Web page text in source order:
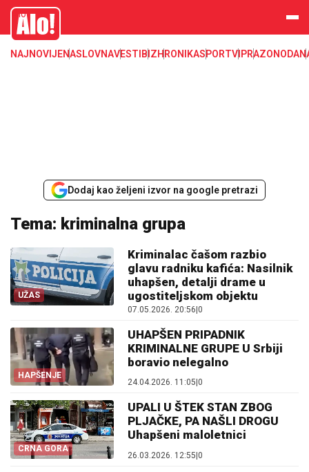
Alo
NAJNOVIJENASLOVNAVESTI BIZHRONIKASPORTVIPRAZONODA
Dodaj kao željeni izvor na google pretrazi
Tema: kriminalna grupa
UŽAS
Kriminalac čašom razbio
glavu radniku kafića: Nasilnik
uhapšen, detalji drame u
ugostiteljskom objektu
07.05.2026. 20:56 0
HAPŠENJE
UHAPŠEN PRIPADNIK
KRIMINALNE GRUPE U Srbiji
boravio nelegalno
24.04.2026. 11:05 0
CRNA GORA
UPALI U ŠTEK STAN ZBOG
PLJAČKE, PA NAŠLI DROGU
Uhapšeni maloletnici
26.03.2026. 12:55|0